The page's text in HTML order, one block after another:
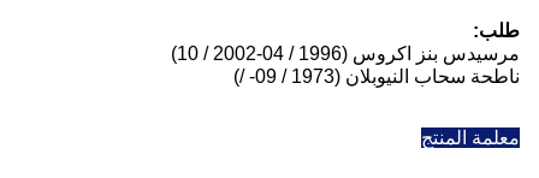
طلب:
مرسيدس بنز اكروس (1996 / 04-2002 / 10)
ناطحة سحاب النيوبلان (1973 / 09- /)
معلمة المنتج